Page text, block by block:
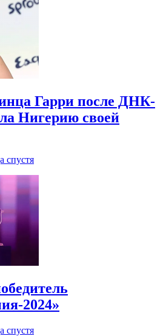
Гарри после ДНК-
Нигерию своей
спустя
2024»
спустя